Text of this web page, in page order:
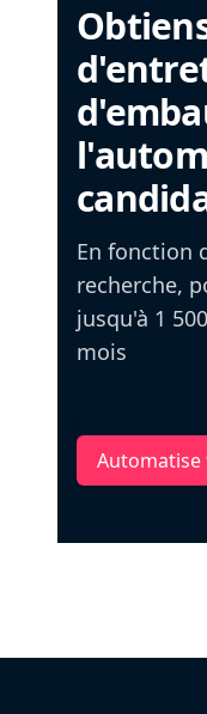
En fonction
recherche,
jusqu'à 1
mois
Automatise